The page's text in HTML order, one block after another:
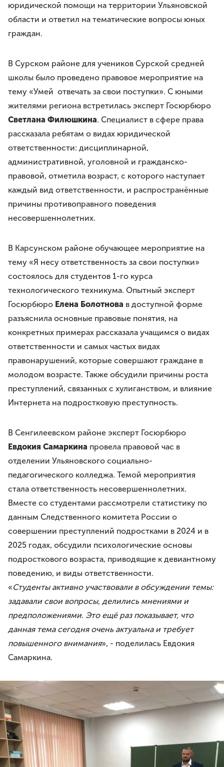
8 8422 41-48-22
г.Ульяновск, ул.Спасская, д.3
юридической помощи на территории Ульяновской
области и ответил на тематические вопросы юных
граждан.
В Сурском районе для учеников Сурской средней
школы было проведено правовое мероприятие на
тему «Умей отвечать за свои поступки». С юными
жителями региона встретилась эксперт Госюрбюро
Светлана Филюшкина. Специалист в сфере права
рассказала ребятам о видах юридической
ответственности: дисциплинарной,
административной, уголовной и гражданско-
правовой, отметила возраст, с которого наступает
каждый вид ответственности, и распространённые
причины противоправного поведения
несовершеннолетних.
В Карсунском районе обучающее мероприятие на
тему «Я несу ответственность за свои поступки»
состоялось для студентов 1-го курса
технологического техникума. Опытный эксперт
Госюрбюро Елена Болотнова в доступной форме
разъяснила основные правовые понятия, на
конкретных примерах рассказала учащимся о видах
ответственности и самых частых видах
правонарушений, которые совершают граждане в
молодом возрасте. Также обсудили причины роста
преступлений, связанных с хулиганством, и влияние
Интернета на подростковую преступность.
В Сенгилеевском районе эксперт Госюрбюро
Евдокия Самаркина провела правовой час в
отделении Ульяновского социально-
педагогического колледжа. Темой мероприятия
стала ответственность несовершеннолетних.
Вместе со студентами рассмотрели статистику по
данным Следственного комитета России о
совершении преступлений подростками в 2024 и в
2025 годах, обсудили психологические основы
подросткового возраста, приводящие к девиантному
поведению, и виды ответственности.
«Студенты активно участвовали в обсуждении темы:
задавали свои вопросы, делились мнениями и
предположениями. Это ещё раз показывает, что
данная тема сегодня очень актуальна и требует
повышенного внимания», - поделилась Евдокия
Самаркина.